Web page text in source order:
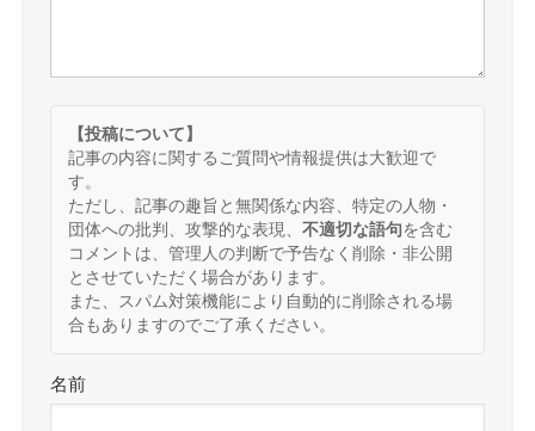
【投稿について】
記事の内容に関するご質問や情報提供は大歓迎で
す。
ただし、記事の趣旨と無関係な内容、特定の人物・
団体への批判、攻撃的な表現、 不適切な語句を含む
コメントは、管理人の判断で予告なく削除・非公開
とさせていただく場合があります。
また、スパム対策機能により自動的に削除される場
合もありますのでご了承ください。
名前